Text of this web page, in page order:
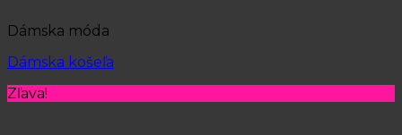
Dámska móda
Dámska košeľa
Zľava!